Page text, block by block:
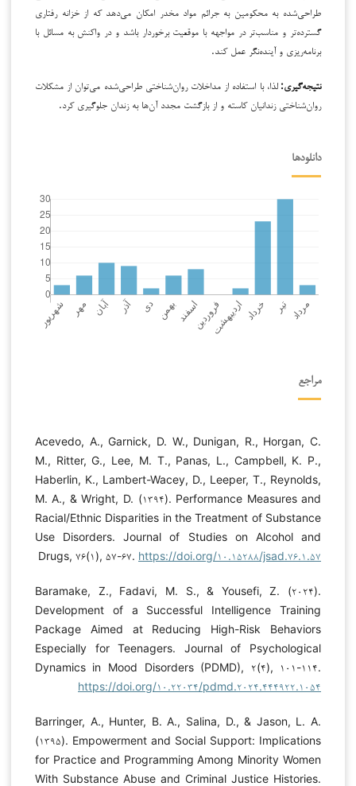
طراحی‌شده به محکومین به جرائم مواد مخدر امکان می‌دهد که از خزانه رفتاری
گسترده‌تر و مناسب‌تر در مواجهه با موقعیت برخوردار باشد و در واکنش به مسائل با
برنامه‌ریزی و آینده‌نگر عمل کند.
نتیجه‌گیری:لذا، با استفاده از مداخلات روان‌شناختی طراحی‌شده می‌توان از مشکلات
روان‌شناختی زندانیان کاسته و از بازگشت مجدد آن‌ها به زندان جلوگیری کرد.
دانلودها
مراجع
Acevedo, A., Garnick, D. W., Dunigan, R., Horgan, C.
M., Ritter, G., Lee, M. T., Panas, L., Campbell, K. P.,
Haberlin, K., Lambert-Wacey, D., Leeper, T., Reynolds,
M. A., & Wright, D. (۱۳۹۴). Performance Measures and
Racial/Ethnic Disparities in the Treatment of Substance
Use Disorders. Journal of Studies on Alcohol and
Drugs, ۷۶(۱), ۵۷-۶۷. https://doi.org/۱۰.۱۵۲۸۸/jsad.۷۶.۱.۵۷
Baramake, Z., Fadavi, M. S., & Yousefi, Z. (۲۰۲۴).
Development of a Successful Intelligence Training
Package Aimed at Reducing High-Risk Behaviors
Especially for Teenagers. Journal of Psychological
Dynamics in Mood Disorders (PDMD), ۲(۴), ۱۰۱-۱۱۴.
https://doi.org/۱۰.۲۲۰۳۴/pdmd.۲۰۲۴.۴۴۴۹۲۲.۱۰۵۴
Barringer, A., Hunter, B. A., Salina, D., & Jason, L. A.
(۱۳۹۵). Empowerment and Social Support: Implications
for Practice and Programming Among Minority Women
With Substance Abuse and Criminal Justice Histories.